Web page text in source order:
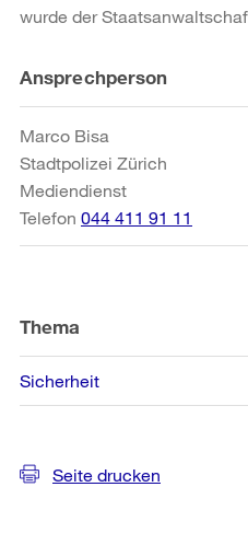
wurde der
Weitere
Informationen
Ansprechperson
Marco Bisa
Stadtpolizei Zürich
Mediendienst
Telefon 044 411 91 11
Thema
Sicherheit
Seite drucken